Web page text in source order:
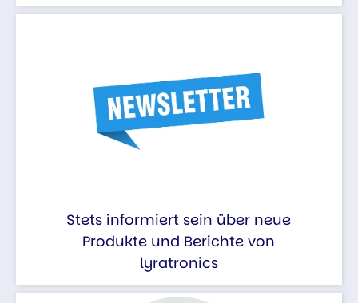
Stets informiert sein über neue
Produkte und Berichte von
lyratronics